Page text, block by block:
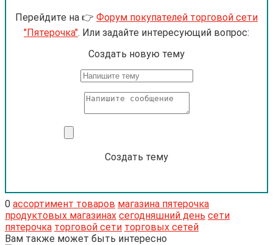
Перейдите на 👉 Форум покупателей торговой сети
"Пятерочка". Или задайте интересующий вопрос:
Cоздать новую тему
Создать тему
0 ассортимент товаров магазина пятерочка
продуктовых магазинах сегодняшний день сети
пятерочка торговой сети торговых сетей
Вам также может быть интересно